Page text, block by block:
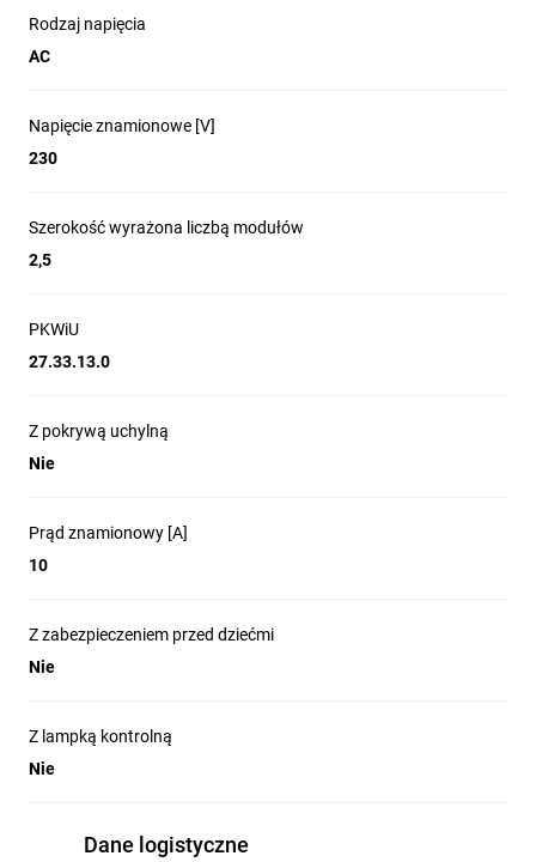
Rodzaj napięcia
AC
Napięcie znamionowe [V]
230
Szerokość wyrażona liczbą modułów
2,5
PKWiU
27.33.13.0
Z pokrywą uchylną
Nie
Prąd znamionowy [A]
10
Z zabezpieczeniem przed dziećmi
Nie
Z lampką kontrolną
Nie
Dane logistyczne